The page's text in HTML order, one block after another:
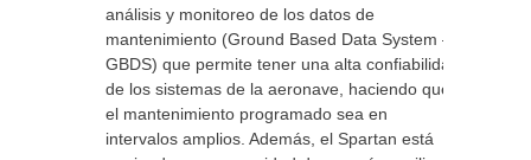
análisis y monitoreo de los datos de
mantenimiento (Ground Based Data System –
GBDS) que permite tener una alta confiabilidad
de los sistemas de la aeronave, haciendo que
el mantenimiento programado sea en
intervalos amplios. Además, el Spartan está